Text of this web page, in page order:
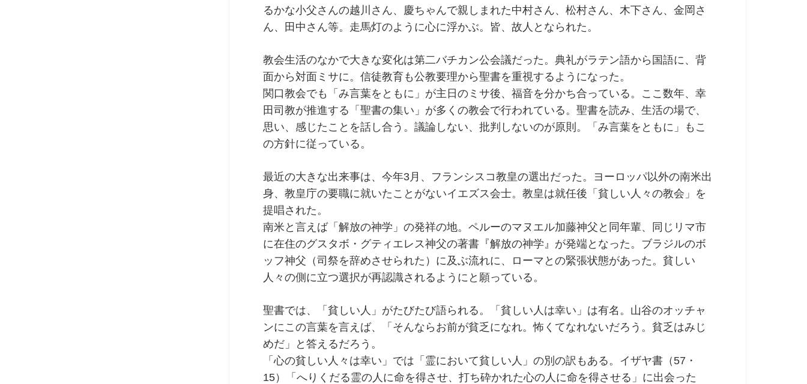
るかな小父さんの越川さん、慶ちゃんで親しまれた中村さん、松村さん、木下さん、金岡さ
ん、田中さん等。走馬灯のように心に浮かぶ。皆、故人となられた。
教会生活のなかで大きな変化は第二バチカン公会議だった。典礼がラテン語から国語に、背
面から対面ミサに。信徒教育も公教要理から聖書を重視するようになった。
関口教会でも「み言葉をともに」が主日のミサ後、福音を分かち合っている。ここ数年、幸
田司教が推進する「聖書の集い」が多くの教会で行われている。聖書を読み、生活の場で、
思い、感じたことを話し合う。議論しない、批判しないのが原則。「み言葉をともに」もこ
の方針に従っている。
最近の大きな出来事は、今年3月、フランシスコ教皇の選出だった。ヨーロッパ以外の南米出
身、教皇庁の要職に就いたことがないイエズス会士。教皇は就任後「貧しい人々の教会」を
提唱された。
南米と言えば「解放の神学」の発祥の地。ペルーのマヌエル加藤神父と同年輩、同じリマ市
に在住のグスタボ・グティエレス神父の著書『解放の神学』が発端となった。ブラジルのボ
ッフ神父（司祭を辞めさせられた）に及ぶ流れに、ローマとの緊張状態があった。貧しい
人々の側に立つ選択が再認識されるようにと願っている。
聖書では、「貧しい人」がたびたび語られる。「貧しい人は幸い」は有名。山谷のオッチャ
ンにこの言葉を言えば、「そんならお前が貧乏になれ。怖くてなれないだろう。貧乏はみじ
めだ」と答えるだろう。
「心の貧しい人々は幸い」では「霊において貧しい人」の別の訳もある。イザヤ書（57・
15）「へりくだる霊の人に命を得させ、打ち砕かれた心の人に命を得させる」に出会った